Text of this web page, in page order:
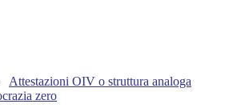
Attestazioni OIV o struttura analoga
zero